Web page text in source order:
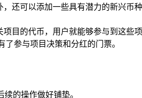
还可以添加一些具有潜力的新兴币
目的代币，用户就能够参与到这些
参与项目决策和分红的门票。
的操作做好铺垫。